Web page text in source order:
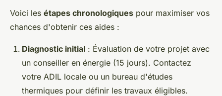
Voici les étapes chronologiques pour maximiser vos
chances d'obtenir ces aides :
Diagnostic initial : Évaluation de votre projet avec
un conseiller en énergie (15 jours). Contactez
votre ADIL locale ou un bureau d'études
thermiques pour définir les travaux éligibles.